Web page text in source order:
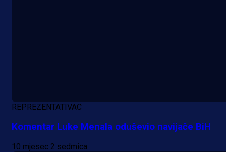
REPREZENTATIVAC
Komentar Luke Menala oduševio navijače BiH
10 mjesec 2 sedmica